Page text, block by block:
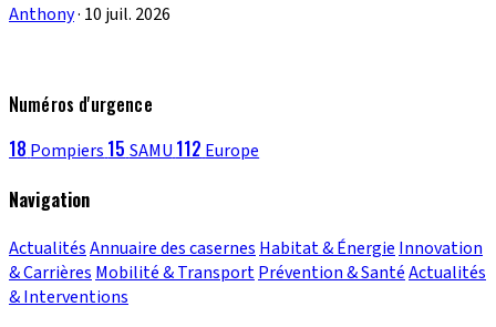
Anthony· 10 juil. 2026
Numéros d'urgence
18 Pompiers 15 SAMU 112 Europe
Navigation
ActualitésAnnuaire des casernesHabitat & ÉnergieInnovation
& CarrièresMobilité & TransportPrévention & SantéActualités
& Interventions